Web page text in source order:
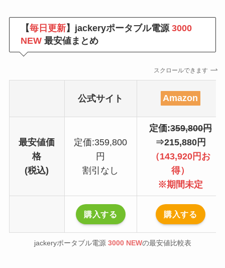
【毎日更新】jackeryポータブル電源3000
NEW 最安値まとめ
スクロールできます
公式サイト Amazon
最安値価
格
(税込)
定価:359,800
円
割引なし
定価:359,800円
⇒215,880円
（143,920円お
得）
※期間未定
購入する 購入する
jackeryポータブル電源 3000 NEWの最安値比較表